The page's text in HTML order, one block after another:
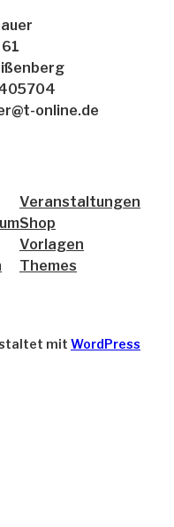
online.de
Veranstaltungen
Shop
Vorlagen
Themes
mit WordPress